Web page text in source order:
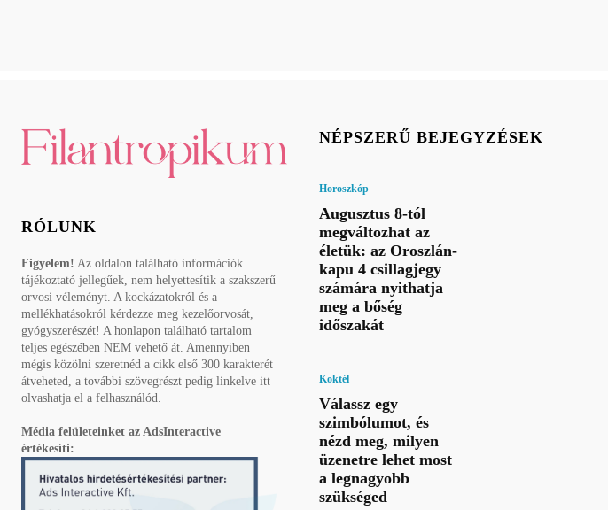
RÓLUNK
Figyelem! Az oldalon található információk
tájékoztató jellegűek, nem helyettesítik a szakszerű
orvosi véleményt. A kockázatokról és a
mellékhatásokról kérdezze meg kezelőorvosát,
gyógyszerészét! A honlapon található tartalom
teljes egészében NEM vehető át. Amennyiben
mégis közölni szeretnéd a cikk első 300 karakterét
átveheted, a további szövegrészt pedig linkelve itt
olvashatja el a felhasználód.
Média felületeinket az AdsInteractive
értékesíti:
NÉPSZERŰ BEJEGYZÉSEK
Horoszkóp
Augusztus 8-tól
megváltozhat az
életük: az Oroszlán-
kapu 4 csillagjegy
számára nyithatja
meg a bőség
időszakát
Koktél
Válassz egy
szimbólumot, és
nézd meg, milyen
üzenetre lehet most
a legnagyobb
szükséged